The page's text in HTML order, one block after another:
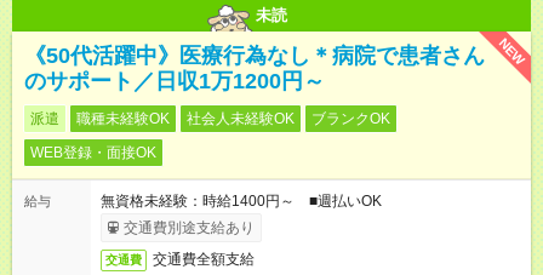
未読
NEW
《50代活躍中》医療行為なし＊病院で患者さん
のサポート／日収1万1200円～
派遣 職種未経験OK 社会人未経験OK
ブランクOK
WEB登録・面接OK
給与
無資格未経験：時給1400円～ ■週払いOK
交通費別途支給あり
交通費 交通費全額支給